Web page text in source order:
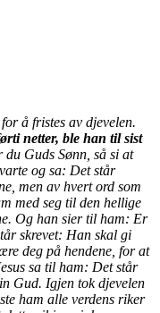
å fristes av djevelen.
netter, ble han til sist
Guds Sønn, så si at
og sa: Det står
men av hvert ord som
med seg til den hellige
Og han sier til ham: Er
skrevet: Han skal gi
deg på hendene, for at
sa til ham: Det står
Gud. Igjen tok djevelen
ham alle verdens riker